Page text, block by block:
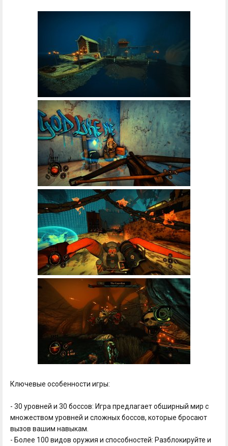
Ключевые особенности игры:
- 30 уровней и 30 боссов: Игра предлагает обширный мир с
множеством уровней и сложных боссов, которые бросают
вызов вашим навыкам.
- Более 100 видов оружия и способностей: Разблокируйте и